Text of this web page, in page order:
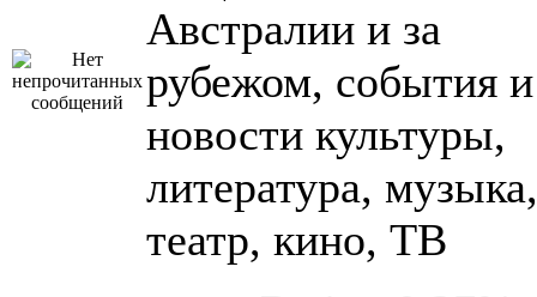
Австралии и за
рубежом, события и
новости культуры,
литература, музыка,
театр, кино, ТВ